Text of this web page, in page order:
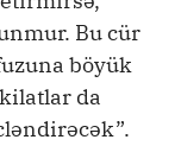
Bu cür
böyük
da